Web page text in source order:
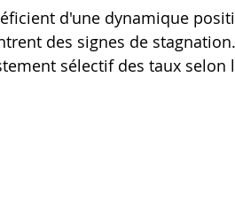
d'une dynamique
des signes de
sélectif des taux selon